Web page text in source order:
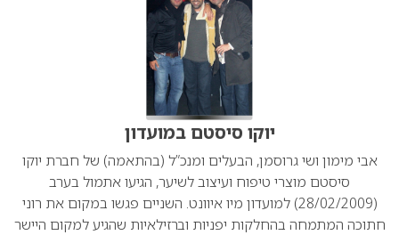
יוקו סיסטם במועדון
אבי מימון ושי גרוסמן, הבעלים ומנכ”ל (בהתאמה) של חברת יוקו
סיסטם מוצרי טיפוח ועיצוב לשיער, הגיעו אתמול בערב
(28/02/2009) למועדון מיו איוונט. השניים פגשו במקום את רוני
חתוכה המתמחה בהחלקות יפניות וברזילאיות שהגיע למקום היישר